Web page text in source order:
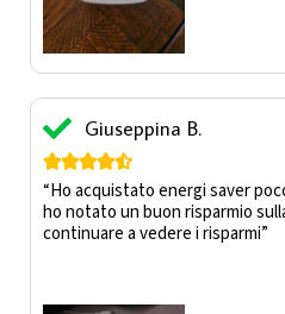
Giuseppina B.

“Ho acquistato energi saver
ho notato un buon risparmio
continuare a vedere i risparmi”